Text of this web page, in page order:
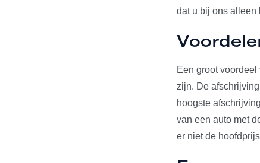
dat u bij ons alleen
Een groot
zijn. De
hoogste
van een auto met
er niet de